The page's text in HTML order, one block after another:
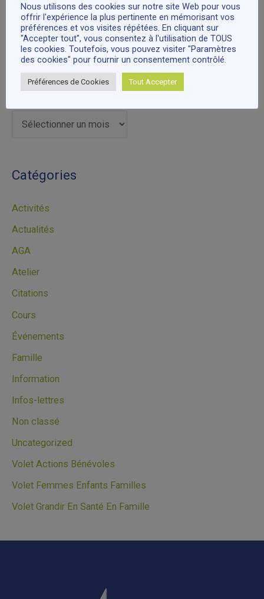
Commentaires récents
Archives
Catégories
Activités
Actualités
AGA
Atelier
Citations
Cours
Événements
Famille
Information
Infos-lettres
Non classé
Uncategorized
Volet Actions Bénévoles
Volet Femmes Enfants Familles
Volet Grandir En Santé En Famille
Nous utilisons des cookies sur notre site Web pour vous
offrir l'expérience la plus pertinente en mémorisant vos
préférences et vos visites répétées. En cliquant sur
"Accepter tout", vous consentez à l'utilisation de TOUS
les cookies. Toutefois, vous pouvez visiter "Paramètres
des cookies" pour fournir un consentement contrôlé.
Préférences de Cookies Tout Accepter